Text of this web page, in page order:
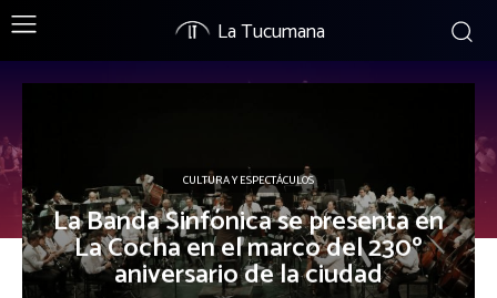
La Tucumana
CULTURA Y ESPECTÁCULOS
La Banda Sinfónica se presenta en
La Cocha en el marco del 230º
aniversario de la ciudad